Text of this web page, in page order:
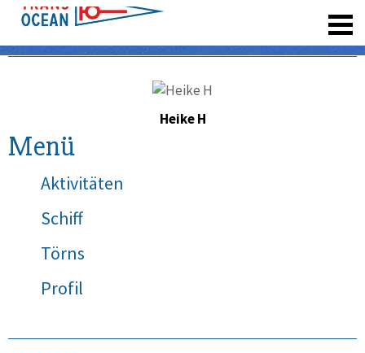
Heike H
Menü
Aktivitäten
Schiff
Törns
Profil